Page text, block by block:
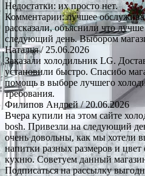
Недостатки: их просто нет.
Комментарии: лучшее
рассказали, объяснили что
следующий день. Выбором
Наталья/ 25.06.2026
Заказали холодильник LG.
установили быстро. Спасибо
помощь в выборе лучшего
требования.
Филипов Андрей/ 20.06.2026
Вчера купили на этом сайте
bosh. Привезли на следующий
очень довольны, как мы хотели
напитки разных размеров и
кухню. Советуем данный
Подписаться на рассылку